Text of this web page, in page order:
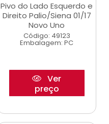
Pivo do Lado Esquerdo e
Direito Palio/Siena 01/17
Novo Uno
Código: 49123
Embalagem: PC
Ver
preço